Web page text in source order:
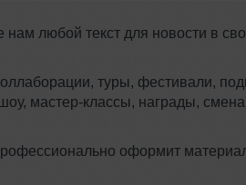
любой текст для новости в
туры, фестивали,
мастер-классы, награды,
оформит